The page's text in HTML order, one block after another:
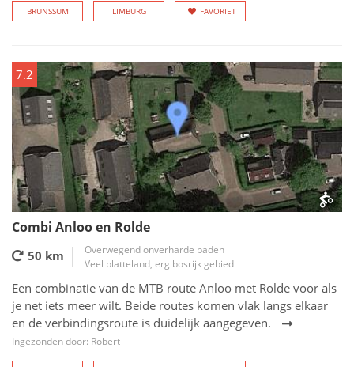
BRUNSSUM LIMBURG FAVORIET
7.2
Combi Anloo en Rolde
50 km
Overwegend onverharde paden
Veel platteland, erg bosrijk gebied
Een combinatie van de MTB route Anloo met Rolde voor als
je net iets meer wilt. Beide routes komen vlak langs elkaar
en de verbindingsroute is duidelijk aangegeven.
Ingezonden door: Robert